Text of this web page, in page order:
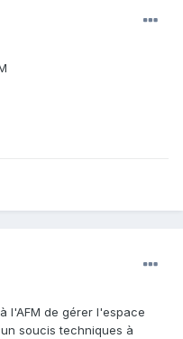
l'AFM de gérer l'espace
soucis techniques à